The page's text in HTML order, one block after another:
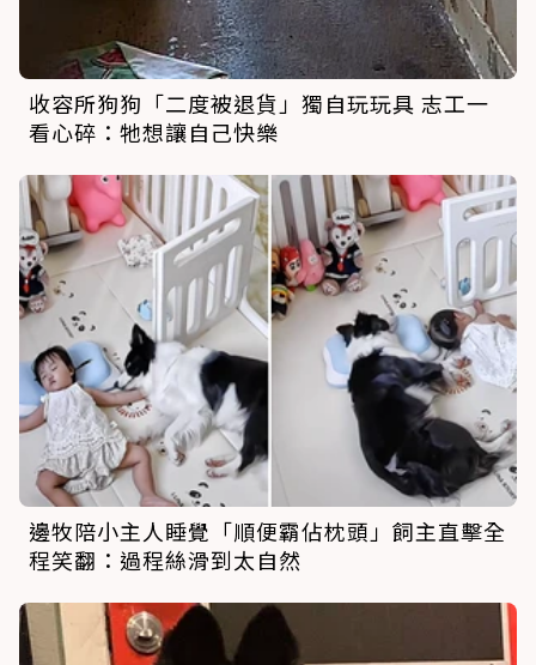
收容所狗狗「二度被退貨」獨自玩玩具 志工一
看心碎：牠想讓自己快樂
邊牧陪小主人睡覺「順便霸佔枕頭」飼主直擊全
程笑翻：過程絲滑到太自然